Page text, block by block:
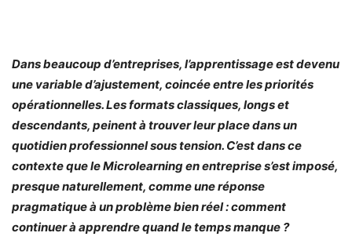
Dans beaucoup d’entreprises, l’apprentissage est devenu
une variable d’ajustement, coincée entre les priorités
opérationnelles. Les formats classiques, longs et
descendants, peinent à trouver leur place dans un
quotidien professionnel sous tension. C’est dans ce
contexte que le Microlearning en entreprise s’est imposé,
presque naturellement, comme une réponse
pragmatique à un problème bien réel : comment
continuer à apprendre quand le temps manque ?